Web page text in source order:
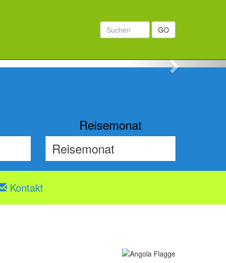
Next
GO
Reisemonat
Kontakt